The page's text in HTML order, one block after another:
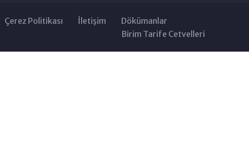
Çerez Politikası İletişim
Dökümanlar
Birim Tarife Cetvelleri